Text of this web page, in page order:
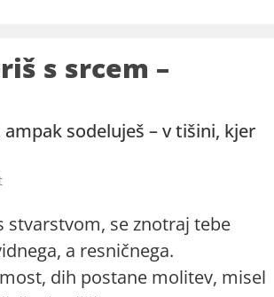
s srcem –
sodeluješ – v tišini, kjer
stvarstvom, se znotraj tebe
a resničnega.
dih postane molitev, misel